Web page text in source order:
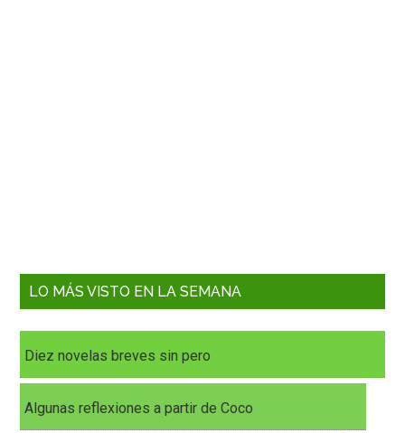
LO MÁS VISTO EN LA SEMANA
Diez novelas breves sin pero
Algunas reflexiones a partir de Coco